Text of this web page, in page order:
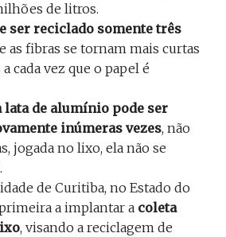
de litros.
ser reciclado somente três
as fibras se tornam mais curtas
cada vez que o papel é
lata de alumínio pode ser
inúmeras vezes, não
jogada no lixo, ela não se
de Curitiba, no Estado do
a implantar a coleta
, visando a reciclagem de